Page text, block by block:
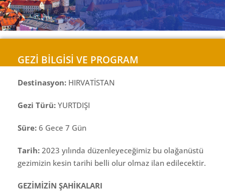
GEZİ BİLGİSİ VE PROGRAM
Destinasyon: HIRVATİSTAN
Gezi Türü: YURTDIŞI
Süre: 6 Gece 7 Gün
Tarih: 2023 yılında düzenleyeceğimiz bu olağanüstü
gezimizin kesin tarihi belli olur olmaz ilan edilecektir.
GEZİMİZİN ŞAHİKALARI